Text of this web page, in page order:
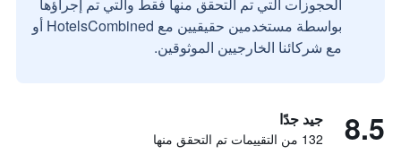
بواسطة مستخدمين حقيقيين مع HotelsCombined أو
مع شركائنا الخارجيين الموثوقين.
8.5 جيد جدًا
132 من التقييمات تم التحقق منها